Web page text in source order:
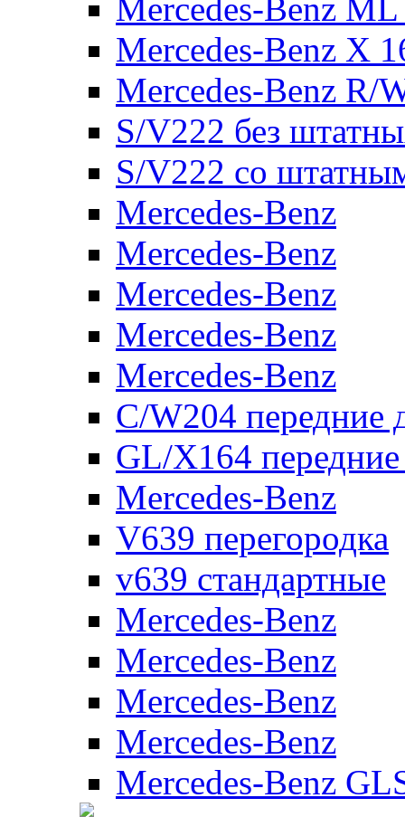
Mercedes-Benz
Mercedes-Benz X
Mercedes-Benz R/
S/V222 без
S/V222 со
Mercedes-Benz
Mercedes-Benz
Mercedes-Benz
Mercedes-Benz
Mercedes-Benz
C/W204 передние
GL/X164
Mercedes-Benz
V639 перегородка
v639 стандартные
Mercedes-Benz
Mercedes-Benz
Mercedes-Benz
Mercedes-Benz
Mercedes-Benz